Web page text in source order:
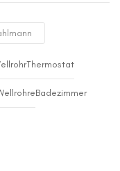
Thermostat
Badezimmer